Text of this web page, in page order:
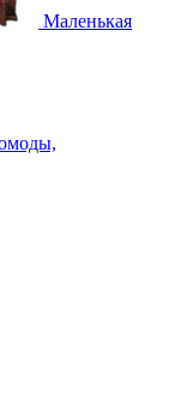
Маленькая